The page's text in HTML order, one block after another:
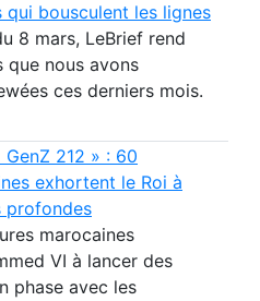
qui bousculent les lignes
8 mars, LeBrief rend
que nous avons
ces derniers mois.
212 » : 60
exhortent le Roi à
profondes
marocaines
VI à lancer des
phase avec les